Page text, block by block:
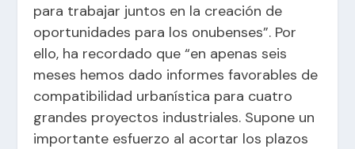
para trabajar juntos en la creación de
oportunidades para los onubenses”. Por
ello, ha recordado que “en apenas seis
meses hemos dado informes favorables de
compatibilidad urbanística para cuatro
grandes proyectos industriales. Supone un
importante esfuerzo al acortar los plazos